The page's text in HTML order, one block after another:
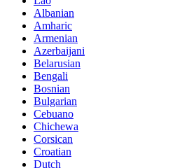
Albanian
Amharic
Armenian
Azerbaijani
Belarusian
Bengali
Bosnian
Bulgarian
Cebuano
Chichewa
Corsican
Croatian
Dutch